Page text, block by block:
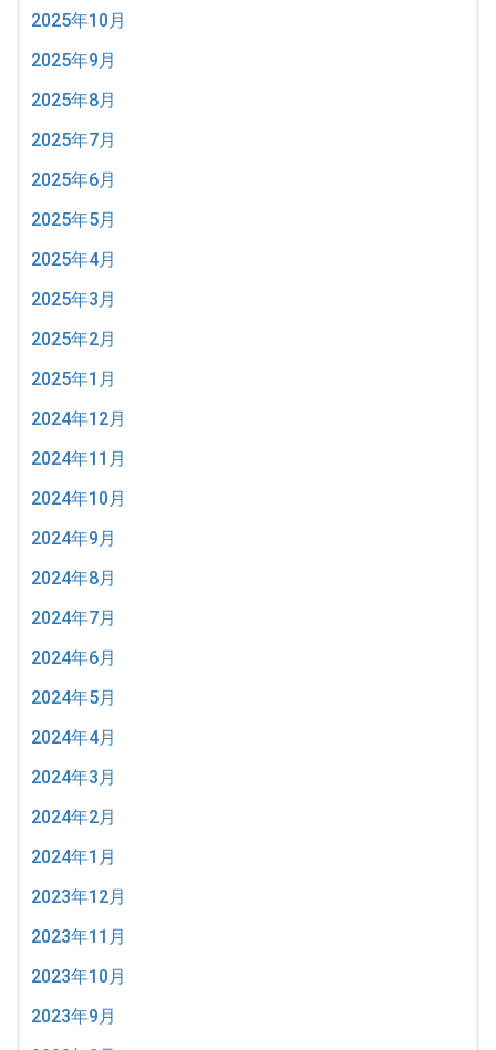
2025年10月
2025年9月
2025年8月
2025年7月
2025年6月
2025年5月
2025年4月
2025年3月
2025年2月
2025年1月
2024年12月
2024年11月
2024年10月
2024年9月
2024年8月
2024年7月
2024年6月
2024年5月
2024年4月
2024年3月
2024年2月
2024年1月
2023年12月
2023年11月
2023年10月
2023年9月